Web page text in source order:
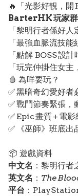
🔥「光影好靚，開
BarterHK 玩家
「黎明行者係好人
「最強血脈流技能
「點解 BOSS 設
「玩完仲掛住女主
🩸 為咩要玩？
✅ 黑暗奇幻愛好者
✅ 戰鬥節奏緊張，
✅ Epic 畫質 + 電影
✅ 《巫師》班底出
📦 遊戲資料
中文名 ：黎明行者
英文名 ： The
平台 ：